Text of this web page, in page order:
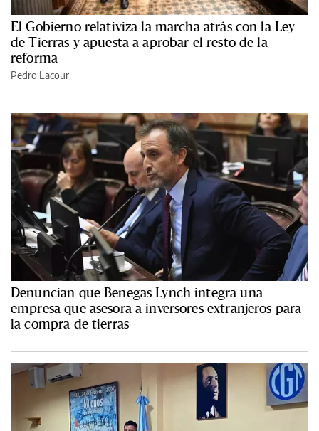
El Gobierno relativiza la marcha atrás con la Ley
de Tierras y apuesta a aprobar el resto de la
reforma
Pedro Lacour
Denuncian que Benegas Lynch integra una
empresa que asesora a inversores extranjeros para
la compra de tierras